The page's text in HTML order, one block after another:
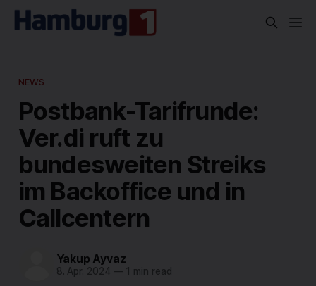
NEWS
Postbank-Tarifrunde:
Ver.di ruft zu
bundesweiten Streiks
im Backoffice und in
Callcentern
Yakup Ayvaz
8. Apr. 2024 —1 min read